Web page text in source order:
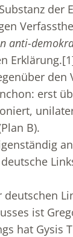
der
anti-
Erklärung.
den
erst
B).
deutschen
ist
hat Gysis